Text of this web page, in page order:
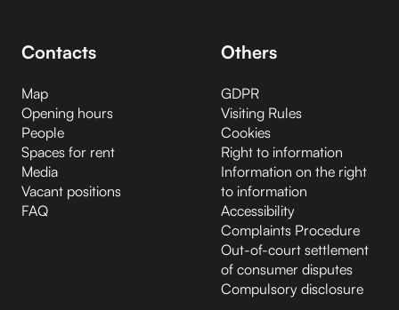
Contacts
Map
Opening hours
People
Spaces for rent
Media
Vacant positions
FAQ
Others
GDPR
Visiting Rules
Cookies
Right to information
Information on the right
to information
Accessibility
Complaints Procedure
Out-of-court settlement
of consumer disputes
Compulsory disclosure